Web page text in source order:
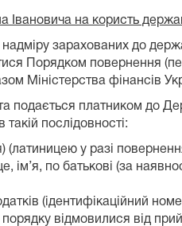
Івановича на користь
надміру зарахованих до
Порядком повернення
Міністерства фінансів
платником до
послідовності:
у разі
по батькові (за
(ідентифікаційний
відмовилися від